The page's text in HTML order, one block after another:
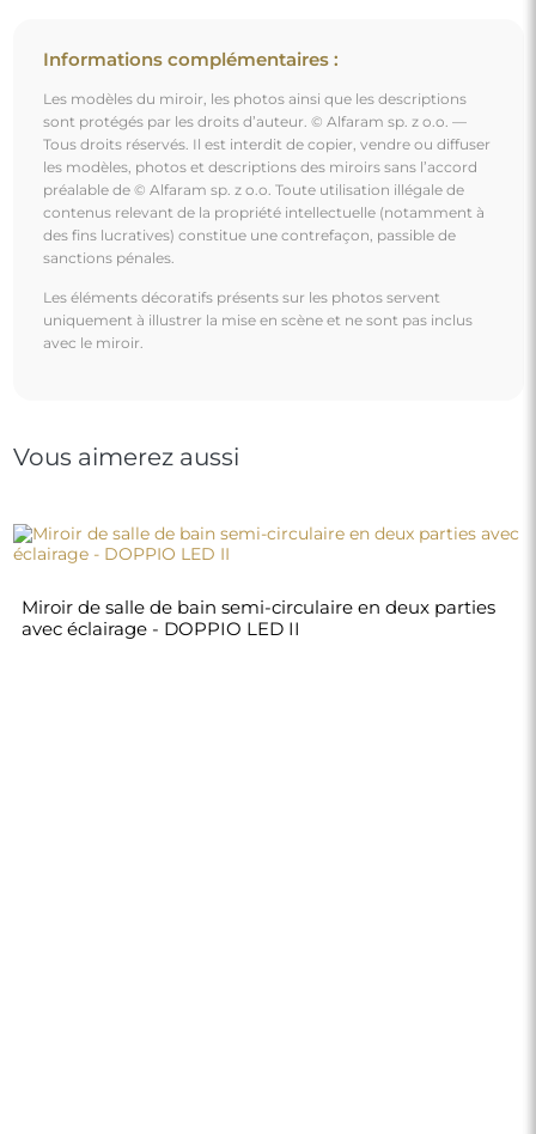
Informations complémentaires :
Les modèles du miroir, les photos ainsi que les descriptions
sont protégés par les droits d’auteur. © Alfaram sp. z o.o. —
Tous droits réservés. Il est interdit de copier, vendre ou diffuser
les modèles, photos et descriptions des miroirs sans l’accord
préalable de © Alfaram sp. z o.o. Toute utilisation illégale de
contenus relevant de la propriété intellectuelle (notamment à
des fins lucratives) constitue une contrefaçon, passible de
sanctions pénales.
Les éléments décoratifs présents sur les photos servent
uniquement à illustrer la mise en scène et ne sont pas inclus
avec le miroir.
Vous aimerez aussi
Miroir de salle de bain semi-circulaire en deux parties
avec éclairage - DOPPIO LED II